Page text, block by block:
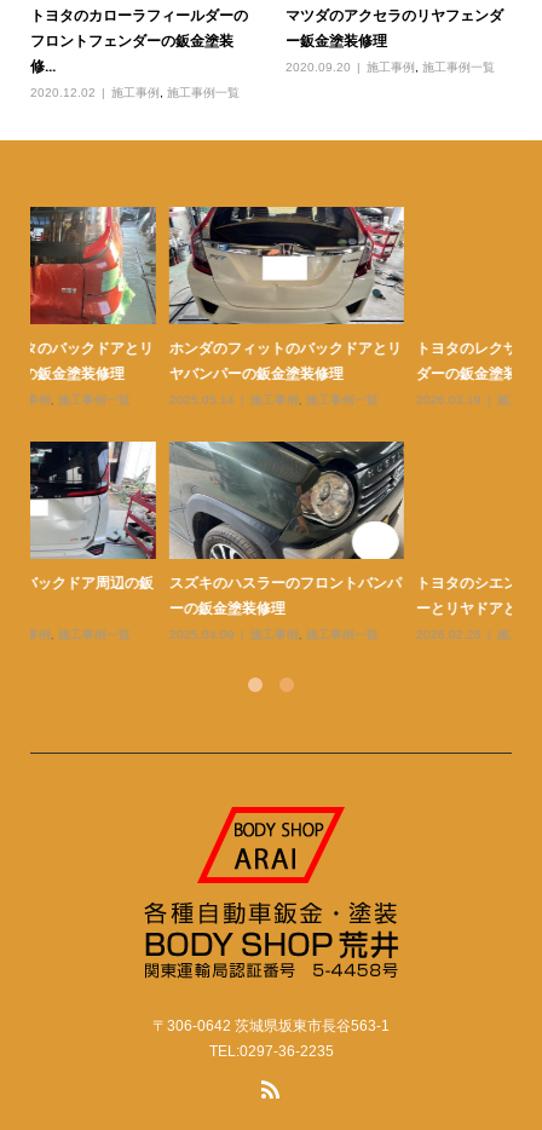
トヨタのカローラフィールダーの
フロントフェンダーの鈑金塗装
修...
2020.12.02 施工事例 施工事例一覧
マツダのアクセラのリヤフェンダ
ー鈑金塗装修理
2020.09.20 施工事例 ,施工事例一覧
トヨタのレクサスのフロントフェン
ダーの鈑金塗装修理
2026.03.19 施工事例 施工事例一覧
トヨタのヴォクシーの右リヤフェン
ダーの鈑金塗装修理
2026.03.13 施工事例 施工事例一覧
トヨタのシエンタの右リヤクォータ
ーとリヤドアと足周りの鈑金塗...
2026.02.26 施工事例 施工事例一覧
トヨタのアクアの右フロントフェン
ダーとバンパーとボンネットの...
2026.02.26 施工事例 施工事例一覧
〒306-0642 茨城県坂東市長谷563-1
TEL:0297-36-2235